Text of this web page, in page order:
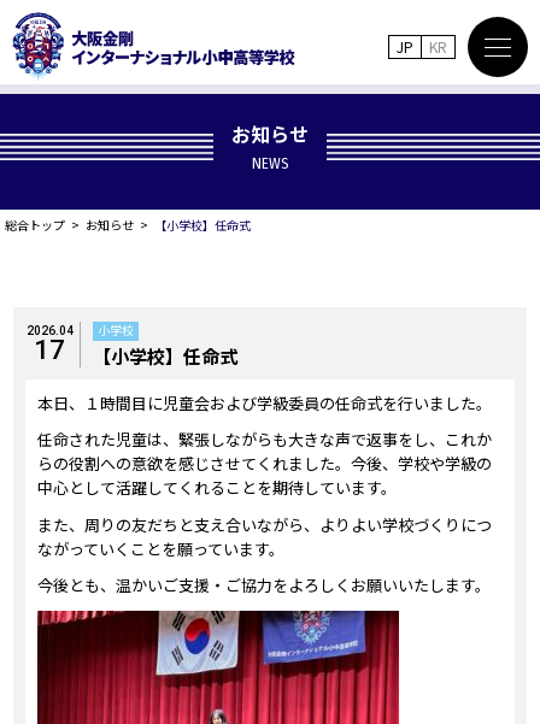
お知らせ
NEWS
総合トップ お知らせ 【小学校】任命式
JP KR
2026.04
17
小学校
【小学校】任命式
本日、１時間目に児童会および学級委員の任命式を行いました。
任命された児童は、緊張しながらも大きな声で返事をし、これか
らの役割への意欲を感じさせてくれました。今後、学校や学級の
中心として活躍してくれることを期待しています。
また、周りの友だちと支え合いながら、よりよい学校づくりにつ
ながっていくことを願っています。
今後とも、温かいご支援・ご協力をよろしくお願いいたします。